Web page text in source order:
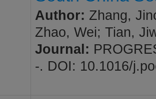
Author: Zhang,
Zhao, Wei; Tian,
Journal:
-. DOI: 10.1016/